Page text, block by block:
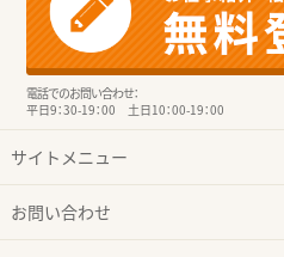
電話でのお問い合わせ：
平日9：30-19：00 土日10：00-19：00
サイトメニュー
お問い合わせ